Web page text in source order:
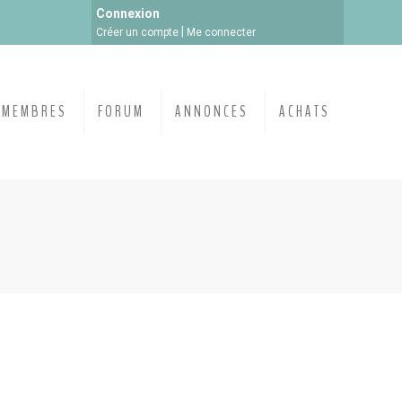
Connexion
Créer un compte Me connecter
MEMBRES FORUM ANNONCES ACHATS